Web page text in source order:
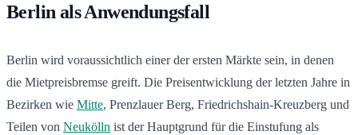
Berlin als Anwendungsfall
Berlin wird voraussichtlich einer der ersten Märkte sein, in denen
die Mietpreisbremse greift. Die Preisentwicklung der letzten Jahre in
Bezirken wie Mitte, Prenzlauer Berg, Friedrichshain-Kreuzberg und
Teilen von Neukölln ist der Hauptgrund für die Einstufung als